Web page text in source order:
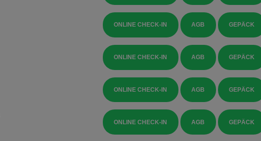
ONLINE CHECK-IN AGB GEPÄCK
ONLINE CHECK-IN AGB GEPÄCK
ONLINE CHECK-IN AGB GEPÄCK
ONLINE CHECK-IN AGB GEPÄCK